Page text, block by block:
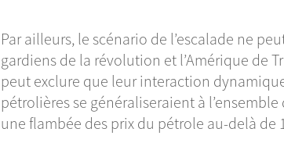
Par ailleurs, le scénario de l’escalade ne
gardiens de la révolution et l’Amérique de
peut exclure que leur interaction
pétrolières se généraliseraient à
une flambée des prix du pétrole au-delà de